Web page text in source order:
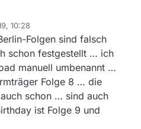
MV, aber dennoch der
es, trotz Hinweises per Mail,
zu haben, dass dort Folge 7
Titeln geführt wird.
letzte-spur-
letzte-spur-berlin/dilemma-
aussehen:
10:28
Folgen sind falsch
schon festgestellt … ich
manuell umbenannt …
Folge 8 … die
schon … sind auch
ist Folge 9 und